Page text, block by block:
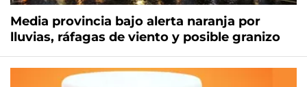
Media provincia bajo alerta naranja por
lluvias, ráfagas de viento y posible granizo